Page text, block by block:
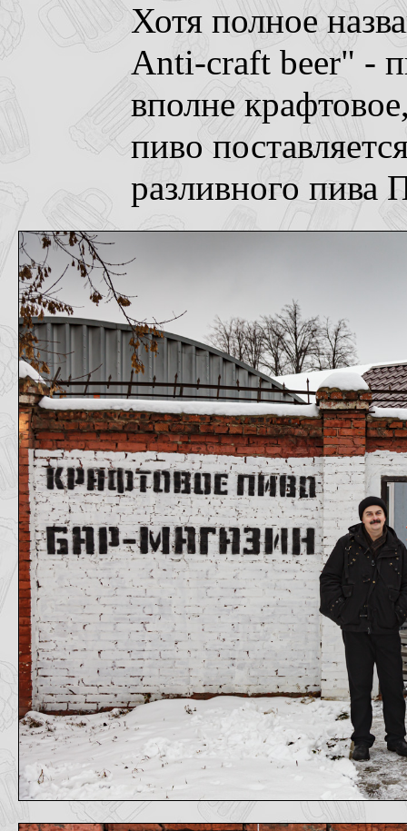
Хотя полное
Anti-craft beer" -
вполне
пиво
разливного пива